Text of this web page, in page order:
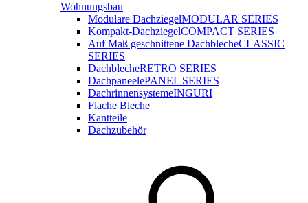
Wohnungsbau
Modulare DachziegelMODULAR SERIES
Kompakt-DachziegelCOMPACT SERIES
Auf Maß geschnittene DachblecheCLASSIC
SERIES
DachblecheRETRO SERIES
DachpaneelePANEL SERIES
DachrinnensystemeINGURI
Flache Bleche
Kantteile
Dachzubehör